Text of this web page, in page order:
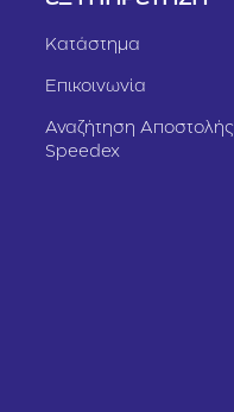
Κατάστημα
Επικοινωνία
Αναζήτηση Αποστολής
Speedex